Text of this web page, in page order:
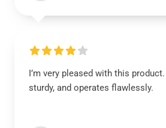
I’m very pleased with this
sturdy, and operates flawlessly.